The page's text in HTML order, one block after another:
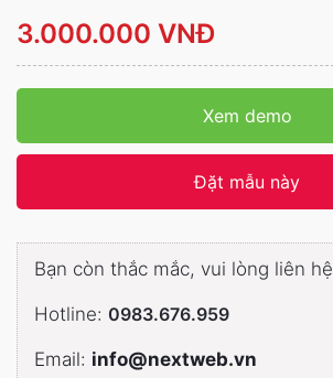
3.000.000 VNĐ
Xem demo
Đặt mẫu này
Bạn còn thắc mắc, vui lòng liên hệ
Hotline: 0983.676.959
Email: info@nextweb.vn